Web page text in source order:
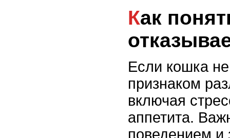
Как понять, что кошка
Если кошка
признаком
включая
аппетита.
поведением